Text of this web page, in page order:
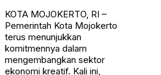
KOTA MOJOKERTO, RI –
Pemerintah Kota Mojokerto
terus menunjukkan
komitmennya dalam
mengembangkan sektor
ekonomi kreatif. Kali ini,